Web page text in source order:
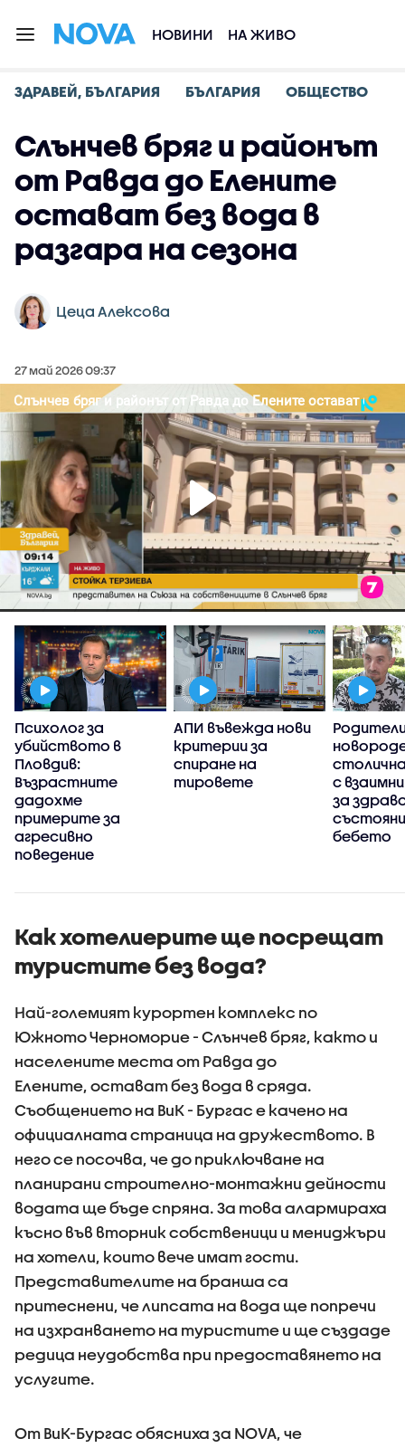
НОВИНИ НА ЖИВО
ЗДРАВЕЙ, БЪЛГАРИЯ БЪЛГАРИЯ ОБЩЕСТВО
Слънчев бряг и районът
от Равда до Елените
остават без вода в
разгара на сезона
Цеца Алексова
27 май 2026 09:37
Психолог за
убийството в
Пловдив:
Възрастните
дадохме
примерите за
агресивно
поведение
АПИ въвежда нови
критерии за
спиране на
тировете
с
за
бебето
Как хотелиерите ще посрещат
туристите без вода?
Най-големият курортен комплекс по
Южното Черноморие - Слънчев бряг, както и
населените места от Равда до
Елените, остават без вода в сряда.
Съобщението на ВиК - Бургас е качено на
официалната страница на дружеството. В
него се посочва, че до приключване на
планирани строително-монтажни дейности
водата ще бъде спряна. За това алармираха
късно във вторник собственици и мениджъри
на хотели, които вече имат гости.
Представителите на бранша са
притеснени, че липсата на вода ще попречи
на изхранването на туристите и ще създаде
редица неудобства при предоставянето на
услугите.
От ВиК-Бургас обясниха за NOVA, че